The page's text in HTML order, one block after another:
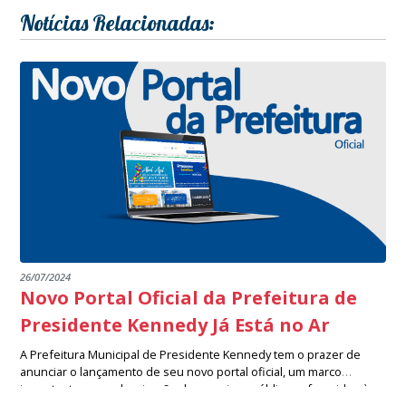
Notícias Relacionadas:
26/07/2024
Novo Portal Oficial da Prefeitura de
Presidente Kennedy Já Está no Ar
A Prefeitura Municipal de Presidente Kennedy tem o prazer de
anunciar o lançamento de seu novo portal oficial, um marco
importante na modernização dos serviços públicos oferecidos à